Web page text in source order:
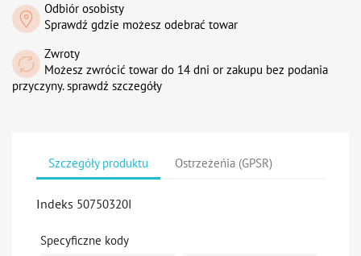
Odbiór osobisty
Sprawdź gdzie możesz odebrać towar
Zwroty
Możesz zwrócić towar do 14 dni or zakupu bez podania
przyczyny. sprawdź szczegóły
Szczegóły produktu Ostrzeżeńia (GPSR)
Indeks 50750320I
Specyficzne kody